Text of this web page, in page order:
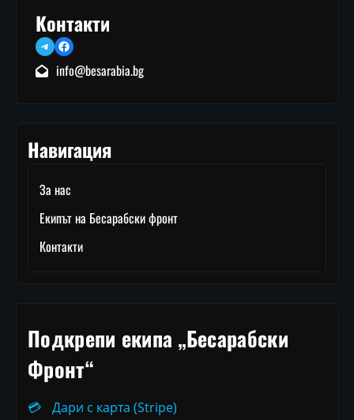
Контакти
TelegramFacebook
info@besarabia.bg
Навигация
За нас
Екипът на Бесарабски фронт
Контакти
Подкрепи екипа „Бесарабски
Фронт“
💳 Дари с карта (Stripe)